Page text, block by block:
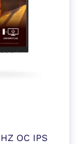
OC IPS